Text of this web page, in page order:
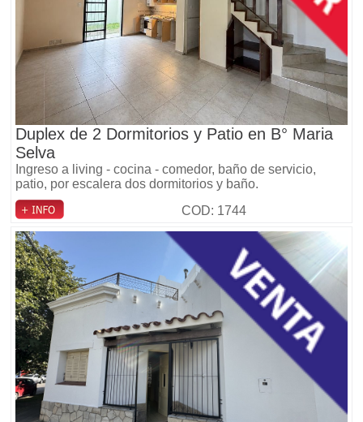
Duplex de 2 Dormitorios y Patio en B° Maria
Selva
Ingreso a living - cocina - comedor, baño de servicio,
patio, por escalera dos dormitorios y baño.
COD: 1744